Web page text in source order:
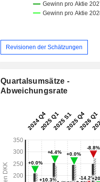
Revisionen der Schätzungen
Quartalsumsätze -
Abweichungsrate